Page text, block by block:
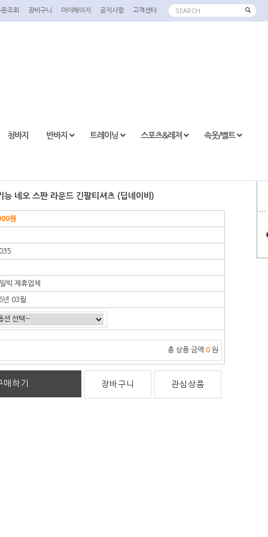
SEARCH
문조회 장바구니 마이페이지 공지사항 고객센터
청바지 반바지 트레이닝 스포츠&레져 속옷/벨트
네오 스판 라운드 긴팔티셔츠 (딥네이비)
원
빅 제휴업체
년 03월
총 상품 금액 0 원
매하기 장바구니 관심상품